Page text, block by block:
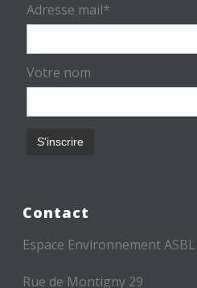
Adresse mail*
Votre nom
Contact
Espace Environnement ASBL
Rue de Montigny 29